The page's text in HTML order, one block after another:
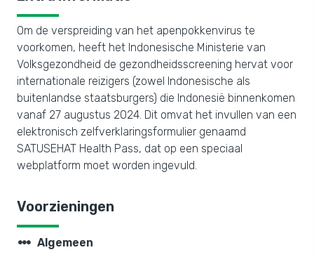
Om de verspreiding van het apenpokkenvirus te
voorkomen, heeft het Indonesische Ministerie van
Volksgezondheid de gezondheidsscreening hervat voor
internationale reizigers (zowel Indonesische als
buitenlandse staatsburgers) die Indonesië binnenkomen
vanaf 27 augustus 2024. Dit omvat het invullen van een
elektronisch zelfverklaringsformulier genaamd
SATUSEHAT Health Pass, dat op een speciaal
webplatform moet worden ingevuld.
Voorzieningen
steppers Algemeen